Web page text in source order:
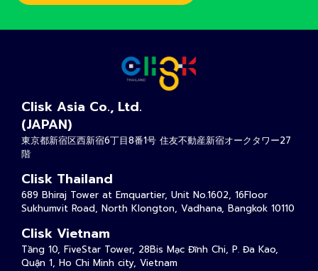
Clisk Asia Co., Ltd.
(JAPAN)
東京都新宿区西新宿6丁目8番1号 住友不動産新宿オークタワー27
階
Clisk Thailand
689 Bhiraj Tower at Emquartier, Unit No.1602, 16Floor
Sukhumvit Road, North Klongton, Vadhana, Bangkok 10110
Clisk Vietnam
Tầng 10, FiveStar Tower, 28Bis Mạc Đĩnh Chi, P. Đa Kao,
Quận 1, Ho Chi Minh city, Vietnam